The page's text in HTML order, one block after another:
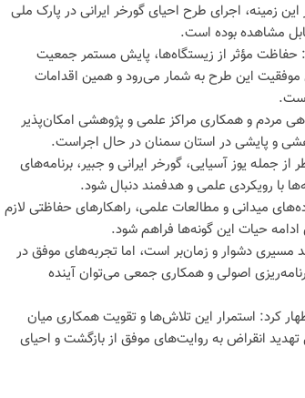
زمینه، اجرای طرح احیای گورخر ایرانی در پارک ملی
مشاهده بوده است.
مؤثر از زیستگاه‌ها، پایش مستمر جمعیت
این طرح به شمار می‌رود و همین اقدامات
مردم و همکاری مراکز علمی و پژوهشی امکان‌پذیر
و پایشی در استان سمنان در حال اجراست.
یوز آسیایی، گورخر ایرانی و جبیر، برنامه‌های
با رویکردی علمی و هدفمند دنبال شود.
میدانی و مطالعات علمی، راهکارهای حفاظتی لازم
حیات این گونه‌ها فراهم شود.
دشوار و زمان‌بر است، اما تجربه‌های موفق در
اصولی و همکاری جمعی می‌توان آینده
کرد: استمرار این تلاش‌ها و تقویت همکاری میان
انقراض به روایت‌های موفق از بازگشت و احیای